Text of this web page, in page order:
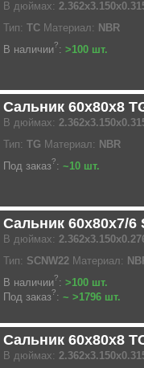
В дюймах:
Тип: TC Материал: NBR
В наличии?: >100 шт.
Сальник 60x80x8
В дюймах:
Тип: TG Материал: NBR
Под заказ?: ~10 шт.
Сальник 60x80x7/6
В дюймах:
Тип: SCNW22 Материал:
В наличии?: >100 шт.
Под заказ?: ~ >1796 шт.
Сальник 60x80x8
В дюймах: